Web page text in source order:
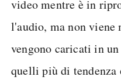
video mentre è in
l'audio, ma non viene
vengono caricati in
quelli più di